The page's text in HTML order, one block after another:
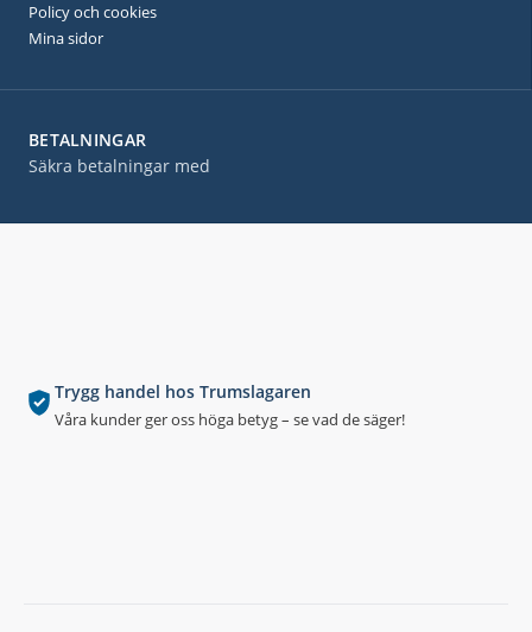
Trygg handel hos Trumslagaren
Våra kunder ger oss höga betyg – se vad de säger!
BETALNINGAR
Säkra betalningar med
Policy och cookies
Mina sidor